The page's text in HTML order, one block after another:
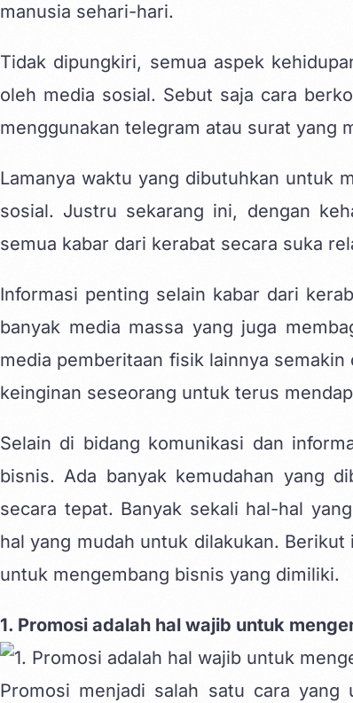
manusia sehari-hari.
Tidak dipungkiri, semua aspek
oleh media sosial. Sebut saja cara
menggunakan telegram atau surat yang
Lamanya waktu yang dibutuhkan untuk
sosial. Justru sekarang ini, dengan
semua kabar dari kerabat secara suka
Informasi penting selain kabar dari
banyak media massa yang juga
media pemberitaan fisik lainnya
keinginan seseorang untuk terus
Selain di bidang komunikasi dan
bisnis. Ada banyak kemudahan yang
secara tepat. Banyak sekali hal-hal
hal yang mudah untuk dilakukan.
untuk mengembang bisnis yang dimiliki.
1. Promosi adalah hal wajib untuk
Promosi menjadi salah satu cara yang